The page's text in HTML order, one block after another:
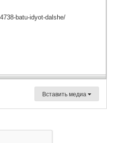
Вставить медиа